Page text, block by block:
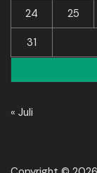
24 25
31
« Juli